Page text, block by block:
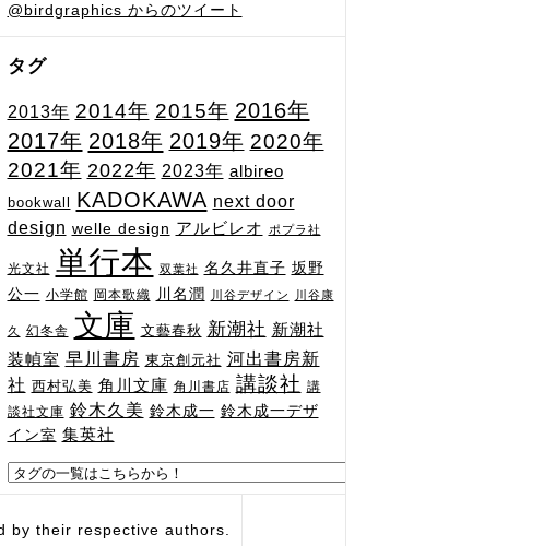
@birdgraphics からのツイート
タグ
2013年 2014年 2015年 2016年
2017年 2018年 2019年 2020年
2021年 2022年 2023年 albireo
bookwall KADOKAWA next door
design welle design アルビレオ ポプラ社
光文社 単行本 双葉社 名久井直子 坂野
公一 小学館 岡本歌織 川名潤 川谷デザイン 川谷康
久 幻冬舎 文庫 文藝春秋 新潮社 新潮社
装幀室 早川書房 東京創元社 河出書房新
社 西村弘美 角川文庫 角川書店 講談社 講
談社文庫 鈴木久美 鈴木成一 鈴木成一デザ
イン室 集英社
by their respective authors.